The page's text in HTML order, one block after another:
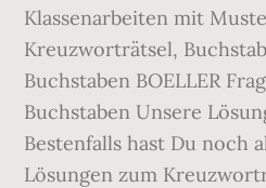
Klassenarbeiten mit
Kreuzworträtsel,
Buchstaben BOELLER
Buchstaben Unsere
Bestenfalls hast Du noch
Lösungen zum